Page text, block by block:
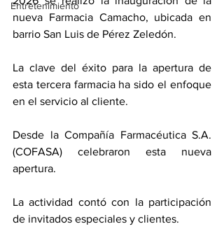
Entretenimiento
nueva Farmacia Camacho, ubicada en
barrio San Luis de Pérez Zeledón.
La clave del éxito para la apertura de
esta tercera farmacia ha sido el enfoque
en el servicio al cliente.
Desde la Compañía Farmacéutica S.A.
(COFASA) celebraron esta nueva
apertura.
La actividad contó con la participación
de invitados especiales y clientes.